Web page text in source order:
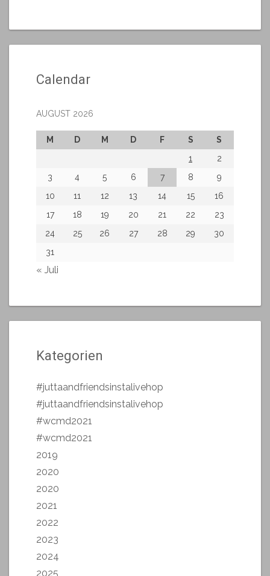
Calendar
AUGUST 2026
M D M D F S
S
1
2
3
4 5 6 7 8
9
10
11 12 13 14 15
16
17
18 19 20 21 22
23
24
25 26 27 28 29
30
31
« Juli
Kategorien
#juttaandfriendsinstalivehop
#juttaandfriendsinstalivehop
#wcmd2021
#wcmd2021
2019
2020
2020
2021
2022
2023
2024
2025